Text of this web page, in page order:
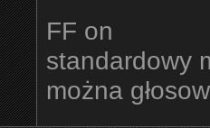
FF on
standardowy
można